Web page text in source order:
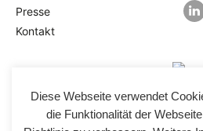
Presse
Kontakt
Diese Webseite verwendet
die Funktionalität der